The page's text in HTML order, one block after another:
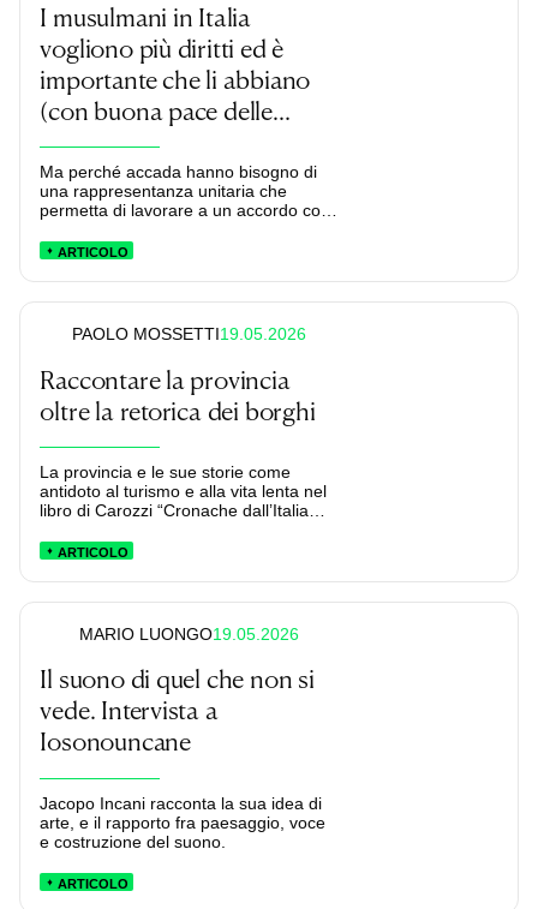
I musulmani in Italia
vogliono più diritti ed è
importante che li abbiano
(con buona pace delle
destre)
Ma perché accada hanno bisogno di
una rappresentanza unitaria che
permetta di lavorare a un accordo con
ARTICOLO
PAOLO MOSSETTI19.05.2026
Raccontare la provincia
oltre la retorica dei borghi
La provincia e le sue storie come
antidoto al turismo e alla vita lenta nel
libro di Carozzi “Cronache dall’Italia
ARTICOLO
MARIO LUONGO19.05.2026
Il suono di quel che non si
vede. Intervista a
Iosonouncane
Jacopo Incani racconta la sua idea di
arte, e il rapporto fra paesaggio, voce
e costruzione del suono.
ARTICOLO